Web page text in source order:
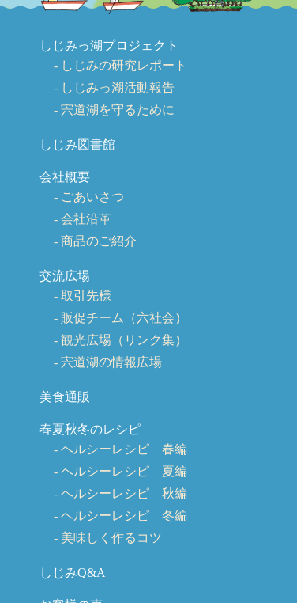
しじみっ湖プロジェクト
しじみの研究レポート
しじみっ湖活動報告
宍道湖を守るために
しじみ図書館
会社概要
ごあいさつ
会社沿革
商品のご紹介
交流広場
取引先様
販促チーム（六社会）
観光広場（リンク集）
宍道湖の情報広場
美食通販
春夏秋冬のレシピ
ヘルシーレシピ 春編
ヘルシーレシピ 夏編
ヘルシーレシピ 秋編
ヘルシーレシピ 冬編
美味しく作るコツ
しじみQ&A